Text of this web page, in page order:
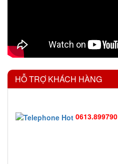
HỖ TRỢ KHÁCH HÀNG
0613.899790